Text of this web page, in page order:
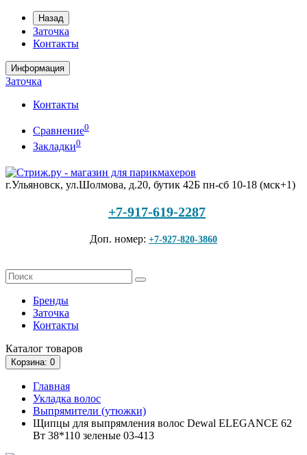
Назад
Заточка
Контакты
Информация
Заточка
Контакты
Сравнение0
Закладки0
г.Ульяновск, ул.Шолмова, д.20, бутик 42Б пн-сб 10-18 (мск+1)
+7-917-619-2287
Доп. номер: +7-927-820-3860
Бренды
Заточка
Контакты
Каталог товаров
Корзина: 0
Главная
Укладка волос
Выпрямители (утюжки)
Щипцы для выпрямления волос Dewal ELEGANCE 62
Вт 38*110 зеленые 03-413